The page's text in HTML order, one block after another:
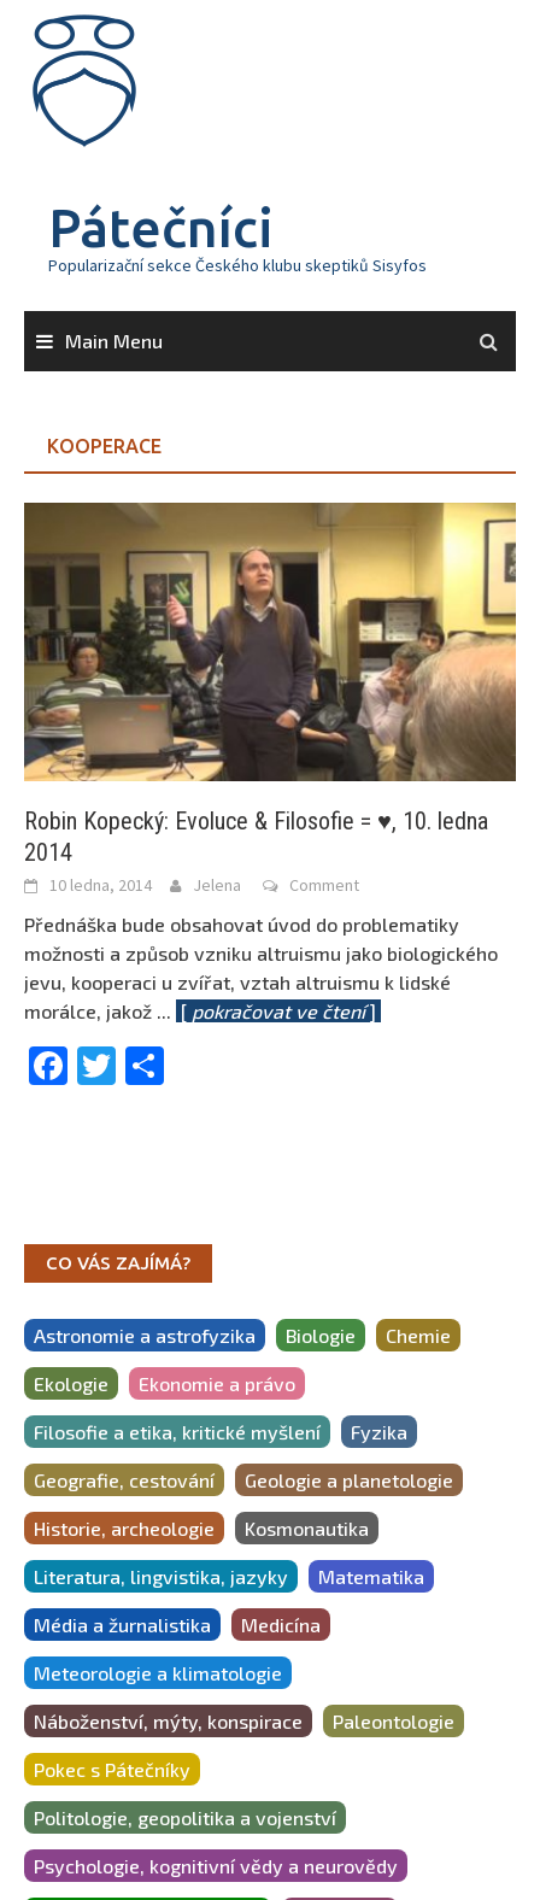
content
Pátečníci
Popularizační sekce Českého klubu skeptiků Sisyfos
Main Menu
KOOPERACE
Robin Kopecký: Evoluce & Filosofie = ♥, 10. ledna
2014
10 ledna, 2014 Jelena Comment
Přednáška bude obsahovat úvod do problematiky
možnosti a způsob vzniku altruismu jako biologického
jevu, kooperaci u zvířat, vztah altruismu k lidské
morálce, jakož ... [ pokračovat ve čtení]
Facebook
Twitter
CO VÁS ZAJÍMÁ?
Astronomie a astrofyzika Biologie Chemie
Ekologie Ekonomie a právo
Filosofie a etika, kritické myšlení Fyzika
Geografie, cestování Geologie a planetologie
Historie, archeologie Kosmonautika
Literatura, lingvistika, jazyky Matematika
Média a žurnalistika Medicína
Meteorologie a klimatologie
Náboženství, mýty, konspirace Paleontologie
Pokec s Pátečníky
Politologie, geopolitika a vojenství
Psychologie, kognitivní vědy a neurovědy